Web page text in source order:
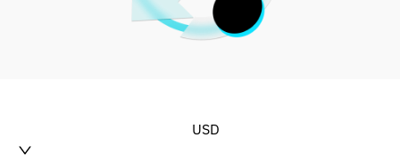
USD